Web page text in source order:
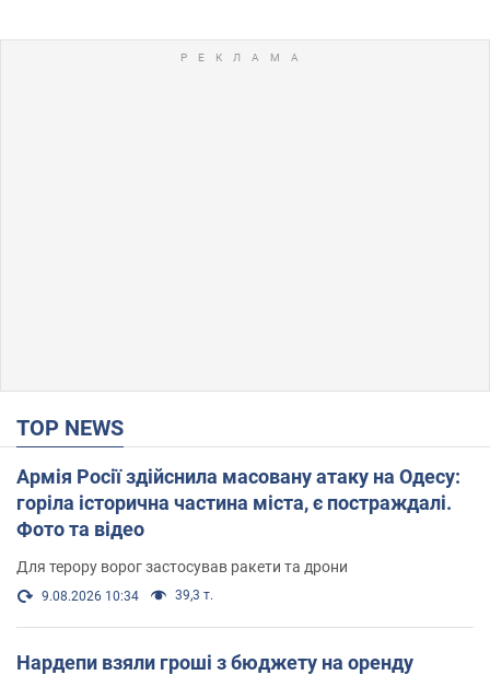
TOP NEWS
Армія Росії здійснила масовану атаку на Одесу:
горіла історична частина міста, є постраждалі.
Фото та відео
Для терору ворог застосував ракети та дрони
9.08.2026 10:34 39,3 т.
Нардепи взяли гроші з бюджету на оренду